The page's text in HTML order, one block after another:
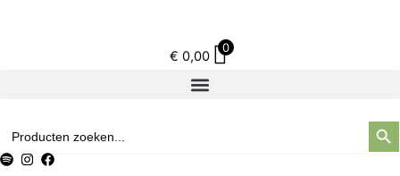
€ 0,00
0
naar: